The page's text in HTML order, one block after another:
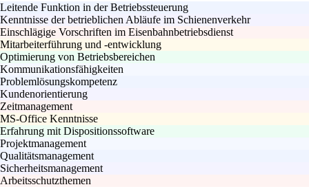
Leitende Funktion in der Betriebssteuerung
Kenntnisse der betrieblichen Abläufe im Schienenverkehr
Einschlägige Vorschriften im Eisenbahnbetriebsdienst
Mitarbeiterführung und -entwicklung
Optimierung von Betriebsbereichen
Kommunikationsfähigkeiten
Problemlösungskompetenz
Kundenorientierung
Zeitmanagement
MS-Office Kenntnisse
Erfahrung mit Dispositionssoftware
Projektmanagement
Qualitätsmanagement
Sicherheitsmanagement
Arbeitsschutzthemen